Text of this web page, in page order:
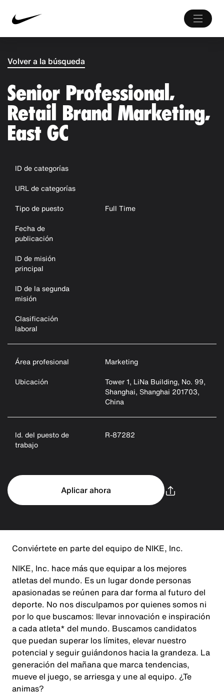
Volver a la búsqueda
Senior Professional,
Retail Brand Marketing,
East GC
ID de categorías
URL de categorías
Tipo de puesto
Full Time
Fecha de
publicación
ID de misión
principal
ID de la segunda
misión
Clasificación
laboral
Área profesional
Marketing
Ubicación
Tower 1, LiNa Building, No. 99,
Shanghai, Shanghai 201703,
China
Id. del puesto de
trabajo
R-87282
Aplicar ahora
Conviértete en parte del equipo de NIKE, Inc.
NIKE, Inc. hace más que equipar a los mejores
atletas del mundo. Es un lugar donde personas
apasionadas se reúnen para dar forma al futuro del
deporte. No nos disculpamos por quienes somos ni
por lo que buscamos: llevar innovación e inspiración
a cada atleta* del mundo. Buscamos candidatos
que puedan superar los límites, elevar nuestro
potencial y seguir guiándonos hacia la grandeza. La
generación del mañana que marca tendencias,
mueve el juego, se arriesga y une al equipo. ¿Te
animas?